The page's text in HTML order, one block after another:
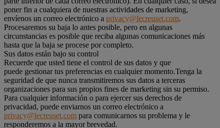
poner fin a cualquiera de nuestras actividades de marketing,
envíenos un correo electrónico a privacy@lecreuset.com.
Procesaremos su baja lo antes posible, pero en algunas
circunstancias es posible que reciba algunas comunicaciones más
hasta que la baja se procese por completo.
Sus datos están bajo su control
Recuerde que usted tiene el control de sus datos y que
puede gestionar tus preferencias en cualquier momento.Tenga la
seguridad de que nunca transmitiremos sus datos a terceras
organizaciones para sus propios fines de marketing sin su permiso.
Para cualquier información o para ejercer sus derechos de
privacidad, puede enviarnos un correo electrónico a
privacy@lecreuset.com para comunicarnos su problema y le
responderemos a la mayor brevedad.